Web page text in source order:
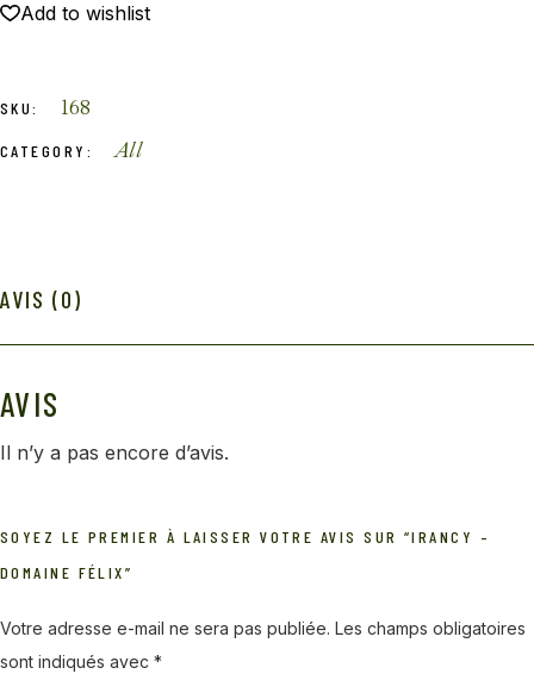
Add to wishlist
SKU: 168
CATEGORY: All
AVIS (0)
AVIS
Il n’y a pas encore d’avis.
SOYEZ LE PREMIER À LAISSER VOTRE AVIS SUR “IRANCY –
DOMAINE FÉLIX”
Votre adresse e-mail ne sera pas publiée. Les champs obligatoires
sont indiqués avec *